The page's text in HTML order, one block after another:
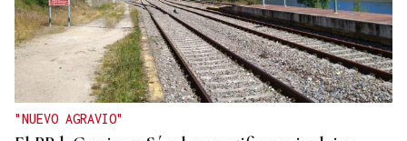
REFORMAS
Donald Trump deberá pedir permiso al Congreso
para construir el salón de baile en la Casa Blanca
"NUEVO AGRAVIO"